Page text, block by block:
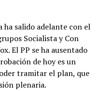
salido adelante con el
Socialista y Con
El PP se ha ausentado
de hoy es un
tramitar el plan, que
plenaria.